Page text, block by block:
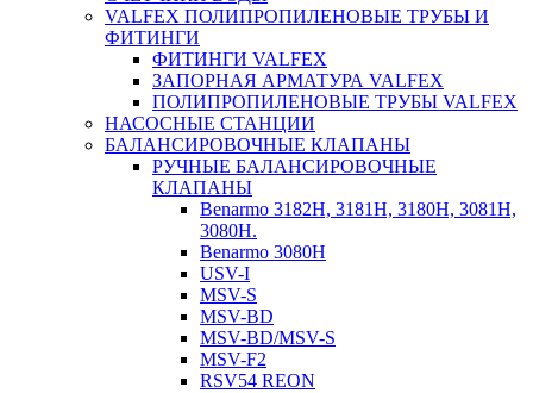
VALFEX ПОЛИПРОПИЛЕНОВЫЕ ТРУБЫ И
ФИТИНГИ
ФИТИНГИ VALFEX
ЗАПОРНАЯ АРМАТУРА VALFEX
ПОЛИПРОПИЛЕНОВЫЕ ТРУБЫ VALFEX
НАСОСНЫЕ СТАНЦИИ
БАЛАНСИРОВОЧНЫЕ КЛАПАНЫ
РУЧНЫЕ БАЛАНСИРОВОЧНЫЕ
КЛАПАНЫ
Benarmo 3182H, 3181Н, 3180Н, 3081Н,
3080Н.
Benarmo 3080H
USV-I
MSV-S
MSV-BD
MSV-BD/MSV-S
MSV-F2
RSV54 REON